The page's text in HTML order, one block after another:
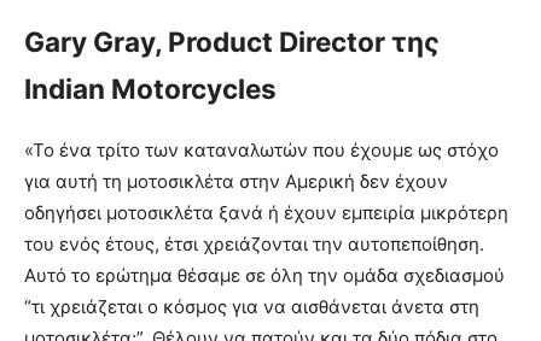
Gary Gray, Product Director της
Indian Motorcycles
«Το ένα τρίτο των καταναλωτών που έχουμε ως στόχο
για αυτή τη μοτοσικλέτα στην Αμερική δεν έχουν
οδηγήσει μοτοσικλέτα ξανά ή έχουν εμπειρία μικρότερη
του ενός έτους, έτσι χρειάζονται την αυτοπεποίθηση.
Αυτό το ερώτημα θέσαμε σε όλη την ομάδα σχεδιασμού
“τι χρειάζεται ο κόσμος για να αισθάνεται άνετα στη